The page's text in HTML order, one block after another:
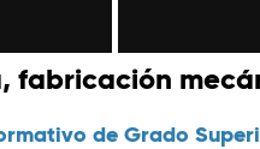
fabricación
de Grado